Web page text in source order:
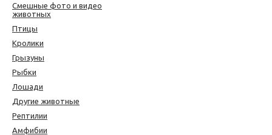
Смешные фото и видео
животных
Птицы
Кролики
Грызуны
Рыбки
Лошади
Другие животные
Рептилии
Амфибии